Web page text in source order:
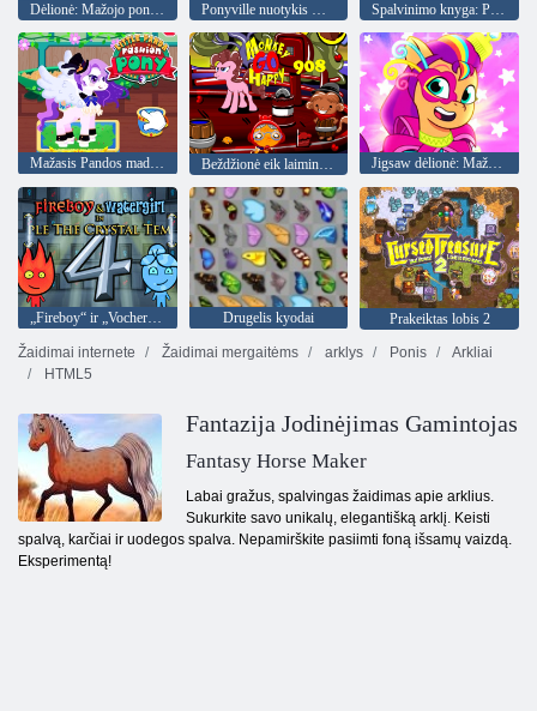
Dėlionė: Mažojo ponio scena Ponyville nuotykis Didysis vienaragio pabudimas Spalvinimo knyga: Ponis princesė
Mažasis Pandos mados ponis Beždžionė eik laiminga 908 etapas Jigsaw dėlionė: Mažojo ponio karnavalas
Drugelis kyodai
Prakeiktas lobis 2
Žaidimai internete
Žaidimai mergaitėms arklys Ponis
Arkliai
HTML5
Fantazija Jodinėjimas Gamintojas
Fantasy Horse Maker
Labai gražus, spalvingas žaidimas apie arklius.
Sukurkite savo unikalų, elegantišką arklį. Keisti
spalvą, karčiai ir uodegos spalva. Nepamirškite pasiimti foną išsamų vaizdą.
Eksperimentą!